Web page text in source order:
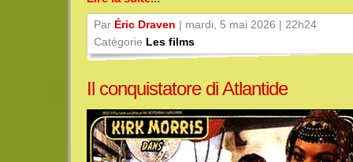
Par Éric Draven | mardi, 5 mai 2026 | 22h24
Catégorie Les films
Il conquistatore di Atlantide